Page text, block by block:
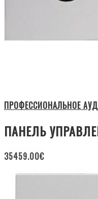
ПРОФЕССИОНАЛЬНОЕ
ПАНЕЛЬ
35459.00€